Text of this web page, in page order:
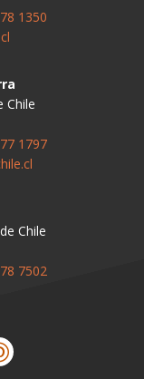
1350
Chile
1797
Chile
7502